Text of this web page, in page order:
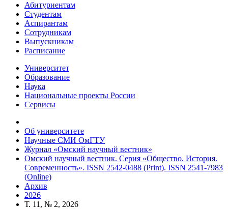
Абитуриентам
Студентам
Аспирантам
Сотрудникам
Выпускникам
Расписание
Университет
Образование
Наука
Национальные проекты России
Сервисы
Об университете
Научные СМИ ОмГТУ
Журнал «Омский научный вестник»
Омский научный вестник. Серия «Общество. История.
Современность». ISSN 2542-0488 (Print). ISSN 2541-7983
(Online)
Архив
2026
Т. 11, № 2, 2026